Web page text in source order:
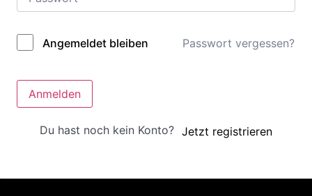
Alternative:
Angemeldet bleiben Passwort vergessen?
Anmelden
Du hast noch kein Konto? Jetzt registrieren